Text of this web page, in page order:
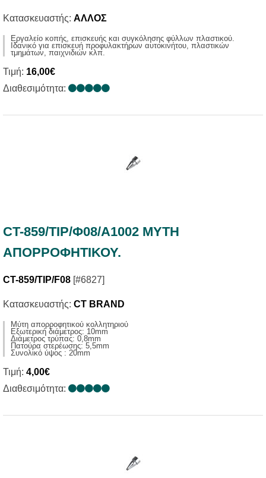
Κατασκευαστής: ΑΛΛΟΣ
Εργαλείο κοπής, επισκευής και συγκόλησης φύλλων πλαστικού.
Ιδανικό για επισκευή προφυλακτήρων αυτοκινήτου, πλαστικών
τμημάτων, παιχνιδιών κλπ.
Τιμή: 16,00€
Διαθεσιμότητα:
CT-859/TIP/Φ08/Α1002 ΜΥΤΗ
ΑΠΟΡΡOΦΗΤΙΚΟΥ.
CT-859/TIP/F08 [#6827]
Κατασκευαστής: CT BRAND
Μύτη απορροφητικού κολλητηριού
Εξωτερική διάμετρος: 10mm
Διάμετρος τρύπας: 0,8mm
Πατούρα στερέωσης: 5,5mm
Συνολικό ύψος : 20mm
Τιμή: 4,00€
Διαθεσιμότητα: